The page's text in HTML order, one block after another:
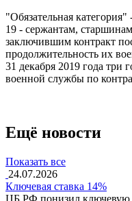
"Обязательная категория"
19 - сержантам,
заключившим контракт
продолжительность их
31 декабря 2019 года три
военной службы по
Ещё новости
Показать все
24.07.2026
Ключевая ставка 14%
ЦБ РФ понизил ключевую